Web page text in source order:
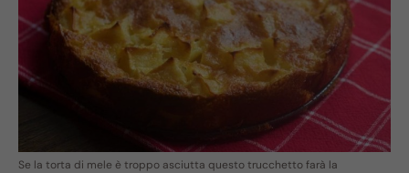
Se la torta di mele è troppo asciutta questo trucchetto farà la